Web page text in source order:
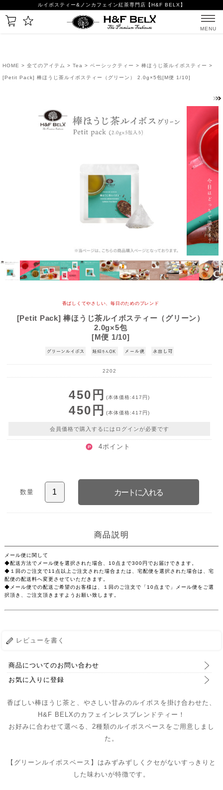
ルイボスティー&ノンカフェイン紅茶専門店【H&F BELX】
MENU
HOME > 全てのアイテム > Tea > ベーシックティー > 棒ほうじ茶ルイボスティー >
[Petit Pack] 棒ほうじ茶ルイボスティー（グリーン） 2.0g×5包[M便 1/10]
香ばしくてやさしい、毎日のためのブレンド
[Petit Pack] 棒ほうじ茶ルイボスティー（グリーン）
2.0g×5包
[M便 1/10]
2202
450円 (本体価格:417円)
450円 (本体価格:417円)
会員価格で購入するにはログインが必要です
4ポイント
数量
商品説明
メール便に関して
◆配送方法でメール便を選択された場合、10点まで300円でお届けできます。
◆１回のご注文で11点以上ご注文された場合または、宅配便を選択された場合は、宅
配便の配送料へ変更させていただきます。
◆メール便での配送ご希望のお客様は、１回のご注文で「10点まで」メール便をご選
択頂き、ご注文頂きますようお願い致します。
レビューを書く
商品についてのお問い合わせ
お気に入りに登録
香ばしい棒ほうじ茶と、やさしい甘みのルイボスを掛け合わせた、
H&F BELXのカフェインレスブレンドティー！
お好みに合わせて選べる、2種類のルイボスベースをご用意しまし
た。
【グリーンルイボスベース】はみずみずしくクセがないすっきりと
した味わいが特徴です。